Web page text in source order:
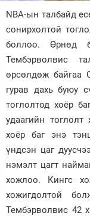
Зурхай
NBA-ын талбайд
сонирхолтой
боллоо. Өрнөд
Тембэрволвис
өрсөлдөж байгаа
гурав дахь буюу
тоглолтод хоёр
удаагийн тоглолт
хоёр баг энэ
үндсэн цаг
нэмэлт цагт
хожлоо. Кингс
хожигдолтой
Тембэрволвис 42